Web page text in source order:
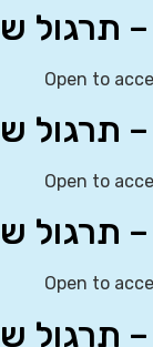
Open to
Open to
Open to